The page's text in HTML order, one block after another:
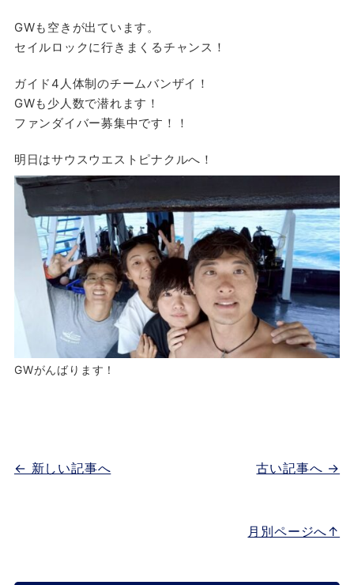
GWも空きが出ています。
セイルロックに行きまくるチャンス！
ガイド4人体制のチームバンザイ！
GWも少人数で潜れます！
ファンダイバー募集中です！！
明日はサウスウエストピナクルへ！
GWがんばります！
古い記事へ →
← 新しい記事へ
月別ページへ↑